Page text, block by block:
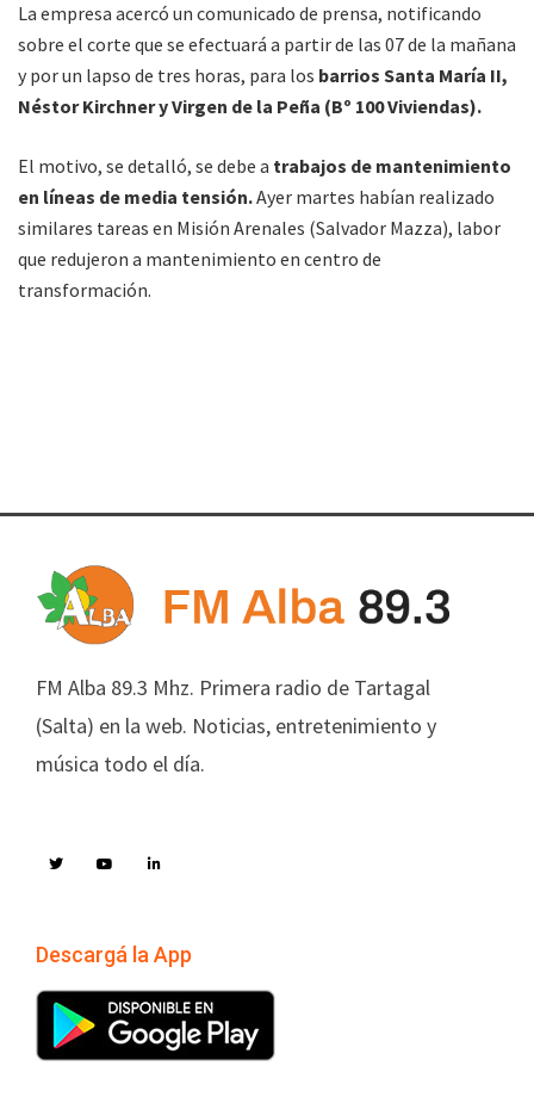
La empresa acercó un comunicado de prensa, notificando
sobre el corte que se efectuará a partir de las 07 de la mañana
y por un lapso de tres horas, para los barrios Santa María II,
Néstor Kirchner y Virgen de la Peña (Bº 100 Viviendas).
El motivo, se detalló, se debe a trabajos de mantenimiento
en líneas de media tensión.Ayer martes habían realizado
similares tareas en Misión Arenales (Salvador Mazza), labor
que redujeron a mantenimiento en centro de
transformación.
FM Alba 89.3 Mhz. Primera radio de Tartagal
(Salta) en la web. Noticias, entretenimiento y
música todo el día.
Descargá la App